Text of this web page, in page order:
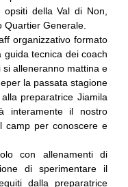
della Val di Non,
Quartier Generale.
organizzativo formato
tecnica dei coach
si alleneranno mattina e
la passata stagione
preparatrice Jiamila
interamente il nostro
camp per conoscere e
con allenamenti di
di sperimentare il
dalla preparatrice